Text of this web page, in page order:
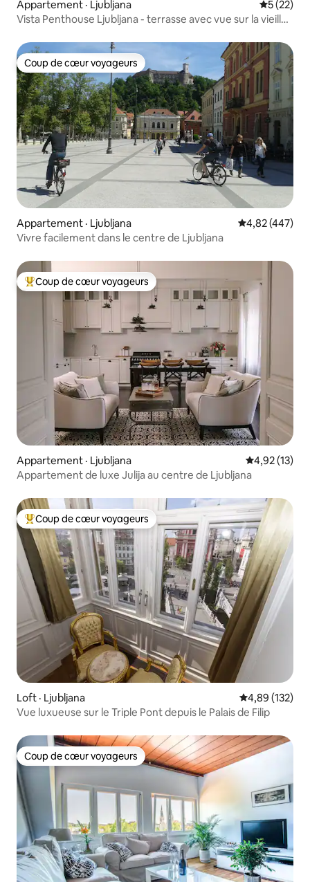
Appartement · Ljubljana Note
5 (22)
Vista Penthouse Ljubljana - terrasse avec vue sur la vieille
Coup de cœur voyageurs
Coup de cœur voyageurs
Appartement · Ljubljana Note
4,82 (447)
Vivre facilement dans le centre de Ljubljana
Coup de cœur voyageurs parmi les plus aimés
Coup de cœur voyageurs
Appartement · Ljubljana Note
4,92 (13)
Appartement de luxe Julija au centre de Ljubljana
Coup de cœur voyageurs parmi les plus aimés
Coup de cœur voyageurs
Loft · Ljubljana Note
4,89 (132)
Vue luxueuse sur le Triple Pont depuis le Palais de Filip
Coup de cœur voyageurs
Coup de cœur voyageurs